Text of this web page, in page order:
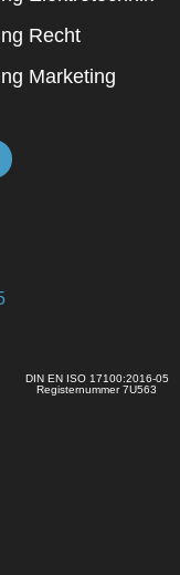
Recht
Marketing
DIN EN ISO 17100:2016-05
Registernummer 7U563